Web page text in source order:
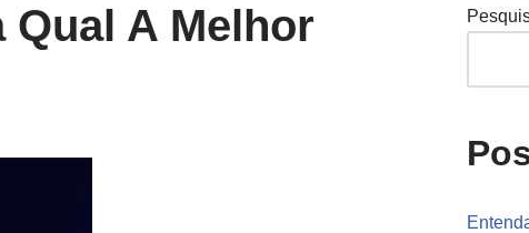
Qual A Melhor